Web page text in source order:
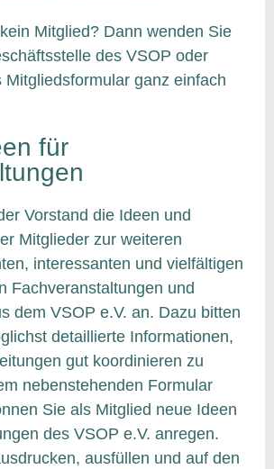
Mitglied? Dann wenden Sie
des VSOP oder
Mitgliedsformular ganz einfach
für
Vorstand die Ideen und
Mitglieder zur weiteren
interessanten und vielfältigen
Fachveranstaltungen und
dem VSOP e.V. an. Dazu bitten
detaillierte Informationen,
gut koordinieren zu
nebenstehenden Formular
Sie als Mitglied neue Ideen
des VSOP e.V. anregen.
ausfüllen und auf den